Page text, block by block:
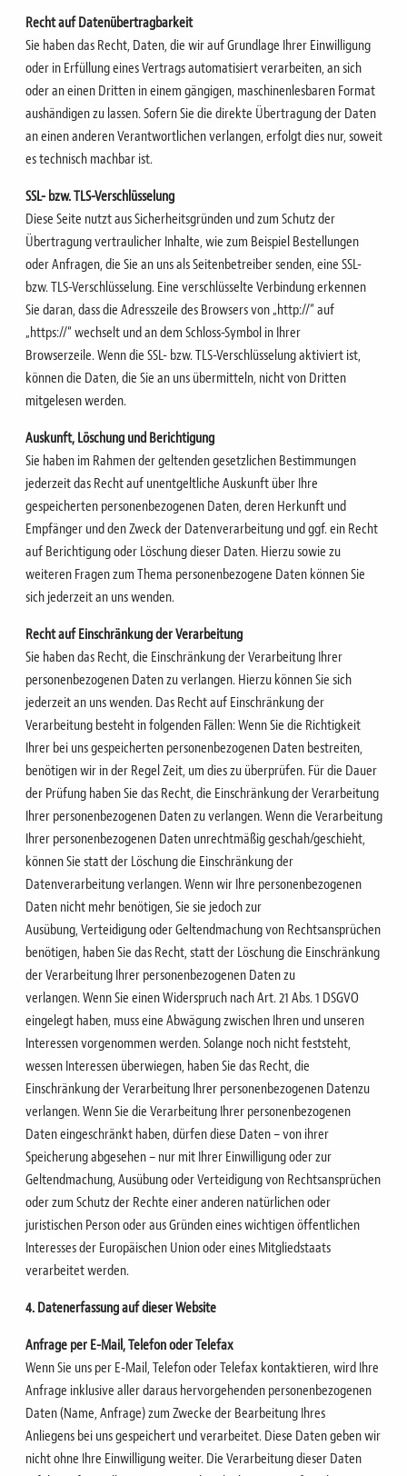
Recht auf Datenübertragbarkeit
Sie haben das Recht, Daten, die wir auf Grundlage Ihrer Einwilligung
oder in Erfüllung eines Vertrags automatisiert verarbeiten, an sich
oder an einen Dritten in einem gängigen, maschinenlesbaren Format
aushändigen zu lassen. Sofern Sie die direkte Übertragung der Daten
an einen anderen Verantwortlichen verlangen, erfolgt dies nur, soweit
es technisch machbar ist.
SSL- bzw. TLS-Verschlüsselung
Diese Seite nutzt aus Sicherheitsgründen und zum Schutz der
Übertragung vertraulicher Inhalte, wie zum Beispiel Bestellungen
oder Anfragen, die Sie an uns als Seitenbetreiber senden, eine SSL-
bzw. TLS-Verschlüsselung. Eine verschlüsselte Verbindung erkennen
Sie daran, dass die Adresszeile des Browsers von „http://“ auf
„https://“ wechselt und an dem Schloss-Symbol in Ihrer
Browserzeile. Wenn die SSL- bzw. TLS-Verschlüsselung aktiviert ist,
können die Daten, die Sie an uns übermitteln, nichtvon Dritten
mitgelesen werden.
Auskunft, Löschung und Berichtigung
Sie haben im Rahmen der geltenden gesetzlichen Bestimmungen
jederzeit das Recht auf unentgeltliche Auskunft über Ihre
gespeicherten personenbezogenen Daten, deren Herkunft und
Empfänger und den Zweck der Datenverarbeitung und ggf. ein Recht
auf Berichtigung oder Löschung dieser Daten. Hierzu sowie zu
weiteren Fragen zum Thema personenbezogene Daten können Sie
sich jederzeit an uns wenden.
Recht auf Einschränkung der Verarbeitung
Sie haben das Recht, die Einschränkung der Verarbeitung Ihrer
personenbezogenen Daten zu verlangen. Hierzu können Sie sich
jederzeit an uns wenden. Das Recht auf Einschränkung der
Verarbeitung besteht infolgenden Fällen:Wenn Sie die Richtigkeit
Ihrer bei uns gespeicherten personenbezogenen Daten bestreiten,
benötigen wir in der Regel Zeit, um dies zu überprüfen. Für die Dauer
der Prüfung haben Sie das Recht, die Einschränkung der Verarbeitung
Ihrer personenbezogenen Daten zu verlangen. Wenn die Verarbeitung
Ihrer personenbezogenen Daten unrechtmäßig geschah/geschieht,
können Sie statt der Löschung die Einschränkung der
Datenverarbeitung verlangen. Wenn wir Ihre personenbezogenen
Daten nicht mehr benötigen, Sie sie jedoch zur
Ausübung, Verteidigung oder Geltendmachung von Rechtsansprüchen
benötigen, haben Sie das Recht, statt derLöschung die Einschränkung
der Verarbeitung Ihrer personenbezogenen Daten zu
verlangen. Wenn Sie einen Widerspruch nach Art. 21 Abs. 1 DSGVO
eingelegt haben, muss eine Abwägung zwischenIhren und unseren
Interessen vorgenommen werden. Solange noch nicht feststeht,
wessen Interessen überwiegen, haben Sie das Recht, die
Einschränkung der Verarbeitung Ihrer personenbezogenen Datenzu
verlangen. Wenn Sie die Verarbeitung Ihrer personenbezogenen
Daten eingeschränkt haben, dürfen diese Daten – von ihrer
Speicherung abgesehen – nur mit Ihrer Einwilligung oder zur
Geltendmachung, Ausübung oder Verteidigung von Rechtsansprüchen
oder zum Schutz der Rechte einer anderen natürlichen oder
juristischen Person oder aus Gründen eines wichtigen öffentlichen
Interesses der Europäischen Union oder eines Mitgliedstaats
verarbeitet werden.
4. Datenerfassung auf dieser Website
Anfrage per E-Mail, Telefon oder Telefax
Wenn Sie uns per E-Mail, Telefon oder Telefax kontaktieren, wird Ihre
Anfrage inklusive aller daraus hervorgehenden personenbezogenen
Daten (Name, Anfrage) zum Zwecke der Bearbeitung Ihres
Anliegensbei uns gespeichert und verarbeitet. Diese Daten geben wir
nicht ohne Ihre Einwilligung weiter. Die Verarbeitung dieser Daten